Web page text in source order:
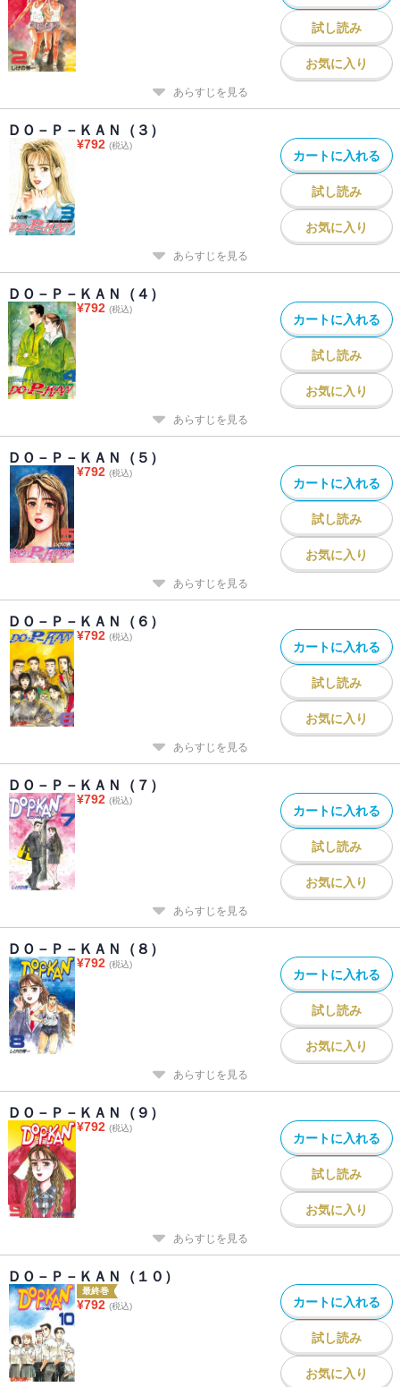
試し読み
お気に入り
あらすじを見る
ＤＯ－Ｐ－ＫＡＮ（３）
¥792 (税込)
カートに入れる
試し読み
お気に入り
あらすじを見る
ＤＯ－Ｐ－ＫＡＮ（４）
¥792 (税込)
カートに入れる
試し読み
お気に入り
あらすじを見る
ＤＯ－Ｐ－ＫＡＮ（５）
¥792 (税込)
カートに入れる
試し読み
お気に入り
あらすじを見る
ＤＯ－Ｐ－ＫＡＮ（６）
¥792 (税込)
カートに入れる
試し読み
お気に入り
あらすじを見る
ＤＯ－Ｐ－ＫＡＮ（７）
¥792 (税込)
カートに入れる
試し読み
お気に入り
あらすじを見る
ＤＯ－Ｐ－ＫＡＮ（８）
¥792 (税込)
カートに入れる
試し読み
お気に入り
あらすじを見る
ＤＯ－Ｐ－ＫＡＮ（９）
¥792 (税込)
カートに入れる
試し読み
お気に入り
あらすじを見る
ＤＯ－Ｐ－ＫＡＮ（１０）
最終巻
¥792 (税込) カートに入れる
試し読み
お気に入り